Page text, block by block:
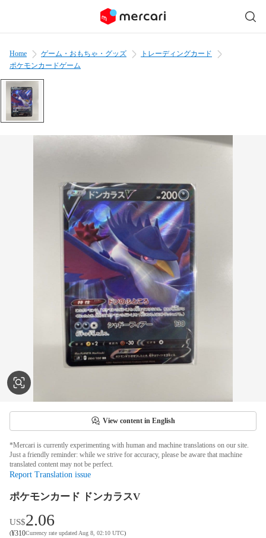
Home ゲーム・おもちゃ・グッズ
トレーディングカード
ポケモンカードゲーム
View content in English
*Mercari is currently experimenting with human and machine translations on our site.
Just a friendly reminder: while we strive for accuracy, please be aware that machine
translated content may not be perfect.
Report Translation issue
ポケモンカード ドンカラスV
US$2.06
(¥310Currency rate updated Aug 8, 02:10 UTC)